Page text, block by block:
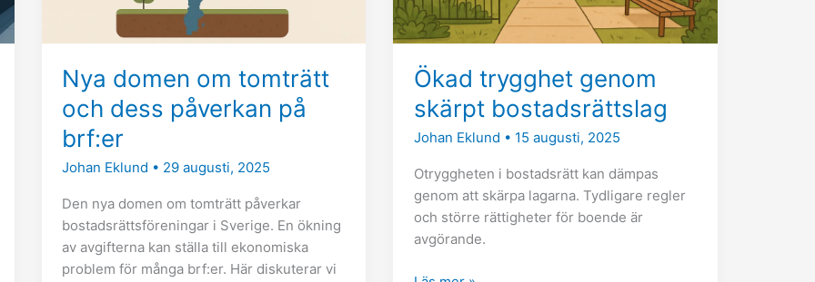
Nya domen om tomträtt
och dess påverkan på
brf:er
Johan Eklund • 29 augusti, 2025
Den nya domen om tomträtt påverkar
bostadsrättsföreningar i Sverige. En ökning
av avgifterna kan ställa till ekonomiska
problem för många brf:er. Här diskuterar vi
Ökad trygghet genom
skärpt bostadsrättslag
Johan Eklund • 15 augusti, 2025
Otryggheten i bostadsrätt kan dämpas
genom att skärpa lagarna. Tydligare regler
och större rättigheter för boende är
avgörande.